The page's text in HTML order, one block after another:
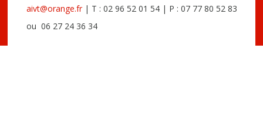
aivt@orange.fr| T : 02 96 52 01 54 | P : 07 77 80 52 83
ou 06 27 24 36 34